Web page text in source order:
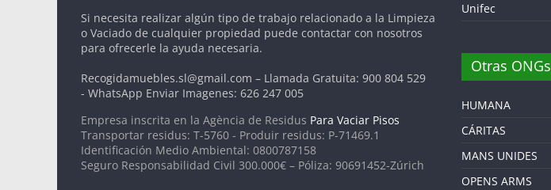
Si necesita realizar algún tipo de trabajo relacionado a la Limpieza
o Vaciado de cualquier propiedad puede contactar con nosotros
para ofrecerle la ayuda necesaria.
Recogidamuebles.sl@gmail.com – Llamada Gratuita: 900 804 529
- WhatsApp Enviar Imagenes: 626 247 005
Empresa inscrita en la Agència de Residus Para Vaciar Pisos
Transportar residus: T-5760 - Produir residus: P-71469.1
Identificación Medio Ambiental: 0800787158
Seguro Responsabilidad Civil 300.000€ – Póliza: 90691452-Zúrich
Unifec
Otras ONGs
HUMANA
CÁRITAS
MANS UNIDES
OPENS ARMS